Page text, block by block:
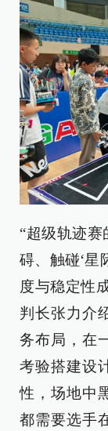
“超级轨迹
碍、触碰‘星
度与稳定性
判长张力介
务布局，在
考验搭建设
性，场地中
都需要选手